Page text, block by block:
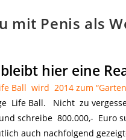
mit Penis als
hier eine
Ball wird 2014 zum
Life Ball. Nicht zu
schreibe 800.000,- Euro
auch nachfolgend